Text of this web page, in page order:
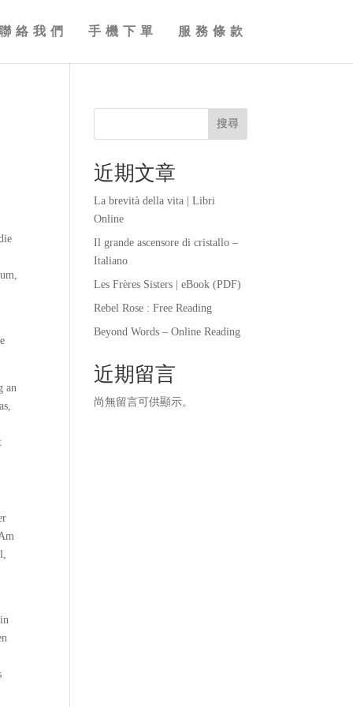
絡我們 手機下單 服務條款
an
搜尋
近期文章
La brevità della vita | Libri
Online
Il grande ascensore di cristallo –
Italiano
Les Frères Sisters | eBook (PDF)
Rebel Rose : Free Reading
Beyond Words – Online Reading
近期留言
尚無留言可供顯示。